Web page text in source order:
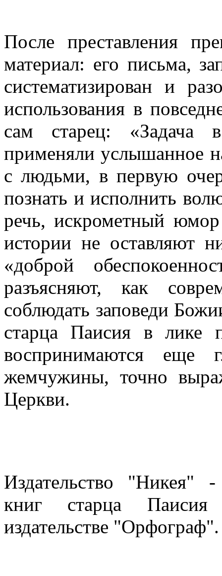
После преставления
материал: его письма,
систематизирован и
использования в
сам старец:
применяли услышанное
с людьми, в первую
познать и исполнить
речь, искрометный
истории не оставляют
«доброй
разъясняют, как
соблюдать заповеди
старца Паисия в лике
воспринимаются еще
жемчужины, точно
Церкви.
Издательство "Никея"
книг старца
издательстве "Орфограф".